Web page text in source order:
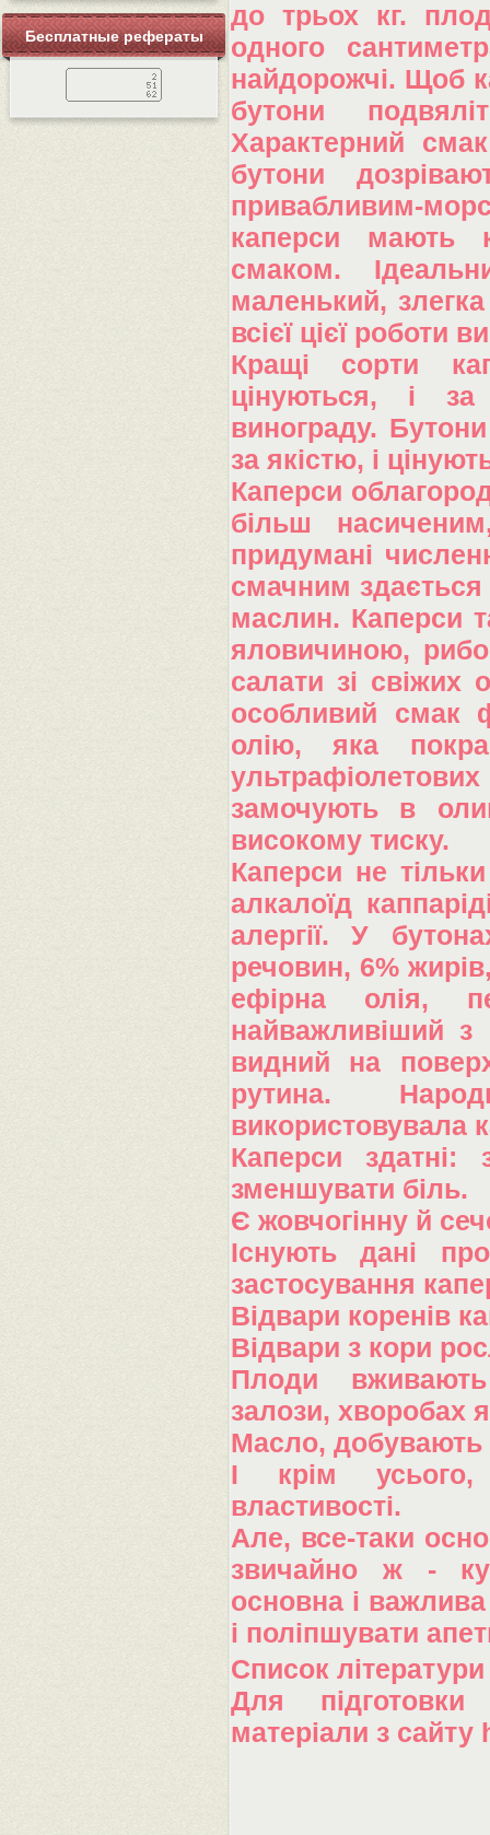
Бесплатные рефераты
до трьох кг.
одного
найдорожчі. Щоб
бутони
Характерний
бутони
привабливим-
каперси мають
смаком.
маленький,
всієї цієї роботи
Кращі сорти
цінуються, і за
винограду.
за якістю, і
Каперси
більш
придумані
смачним здається
маслин. Каперси
яловичиною,
салати зі свіжих
особливий смак
олію, яка
замочують в
високому тиску.
Каперси не
алкалоїд
алергії. У
речовин, 6%
ефірна олія,
найважливіший з
видний на
рутина.
використовувала
Каперси здатні:
зменшувати біль.
Є жовчогінну й
Існують дані
застосування
Відвари коренів
Відвари з кори
Плоди
залози, хворобах
Масло, добувають
І крім усього,
властивості.
Але, все-таки
звичайно ж -
основна і
і поліпшувати
Список літератури
Для
матеріали з